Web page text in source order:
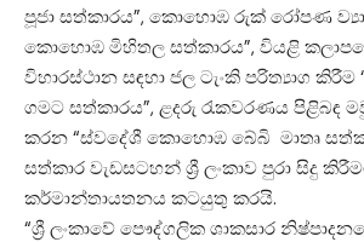
පූජා සත්කාරය”, කොහොඹ රුක් රෝපණ
කොහොඹ මිහිතල සත්කාරය”, වියළි
විහාරස්ථාන සඳහා ජල ටැංකි පරිත්‍යාග
ගමට සත්කාරය”, ළදරු රැකවරණය පිළිබඳ
කරන “ස්වදේශී කොහොඹ බේබි මාතෘ
සත්කාර වැඩසටහන් ශ්‍රී ලංකාව පුරා සිදු
කර්මාන්තායතනය කටයුතු කරයි.
“ශ්‍රී ලංකාවේ පෞද්ගලික ශාකසාර